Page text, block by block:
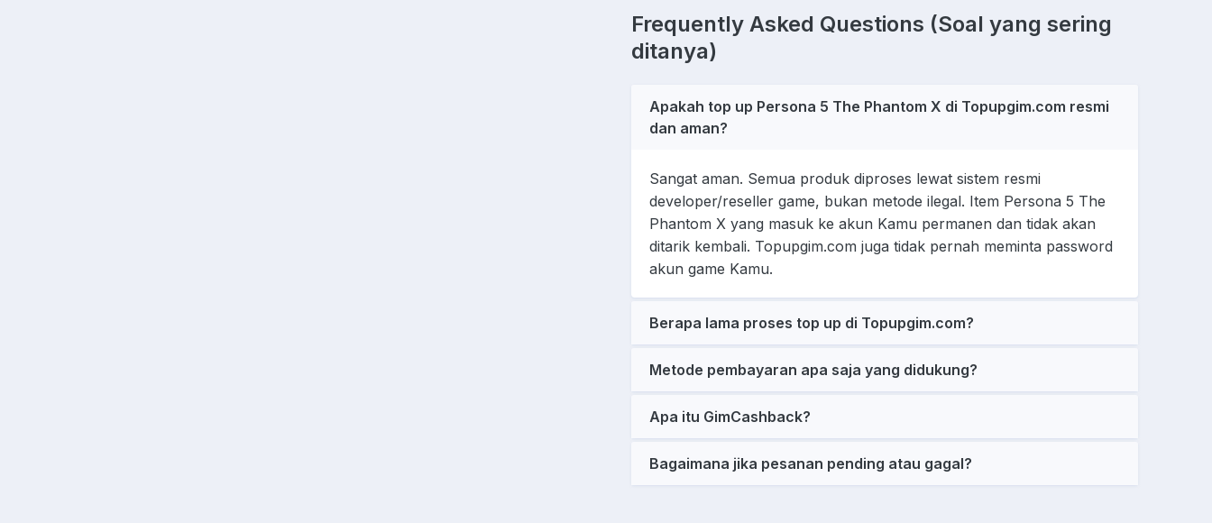
Frequently Asked Questions (Soal yang sering
ditanya)
Apakah top up Persona 5 The Phantom X di Topupgim.com resmi
dan aman?
Sangat aman. Semua produk diproses lewat sistem resmi
developer/reseller game, bukan metode ilegal. Item Persona 5 The
Phantom X yang masuk ke akun Kamu permanen dan tidak akan
ditarik kembali. Topupgim.com juga tidak pernah meminta password
akun game Kamu.
Berapa lama proses top up di Topupgim.com?
Metode pembayaran apa saja yang didukung?
Apa itu GimCashback?
Bagaimana jika pesanan pending atau gagal?